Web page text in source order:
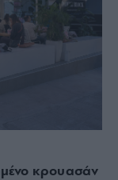
κρουασάν